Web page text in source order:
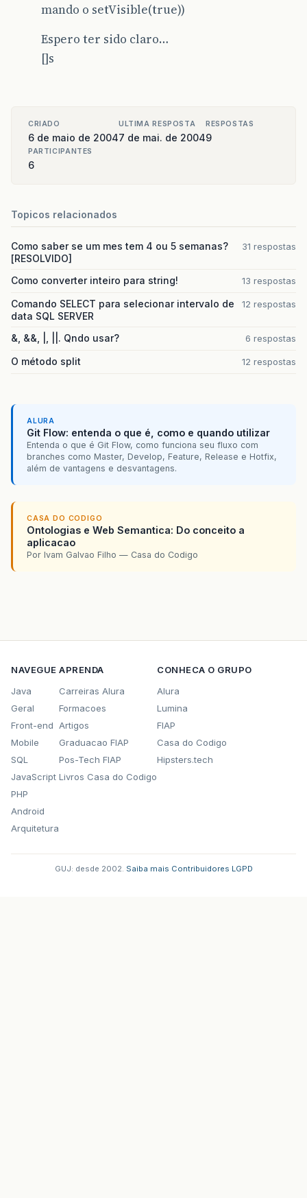
mando o setVisible(true))
Espero ter sido claro…
[]s
CRIADO
6 de maio de 2004
ULTIMA RESPOSTA
7 de mai. de 2004
RESPOSTAS
9
PARTICIPANTES
6
Topicos relacionados
Como saber se um mes tem 4 ou 5 semanas?
[RESOLVIDO]
31 respostas
Como converter inteiro para string! 13 respostas
Comando SELECT para selecionar intervalo de
data SQL SERVER
12 respostas
&, &&, |, ||. Qndo usar? 6 respostas
O método split 12 respostas
ALURA
Git Flow: entenda o que é, como e quando utilizar
Entenda o que é Git Flow, como funciona seu fluxo com
branches como Master, Develop, Feature, Release e Hotfix,
além de vantagens e desvantagens.
CASA DO CODIGO
Ontologias e Web Semantica: Do conceito a
aplicacao
Por Ivam Galvao Filho — Casa do Codigo
NAVEGUE
Java
Geral
Front-end
Mobile
SQL
JavaScript
PHP
Android
Arquitetura
APRENDA
Carreiras Alura
Formacoes
Artigos
Graduacao FIAP
Pos-Tech FIAP
Livros Casa do Codigo
CONHECA O GRUPO
Alura
Lumina
FIAP
Casa do Codigo
Hipsters.tech
GUJ: desde 2002. Saiba mais Contribuidores LGPD